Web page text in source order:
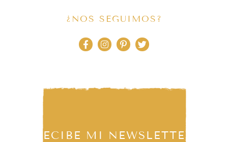
¿NOS SEGUIMOS?
RECIBE MI NEWSLETTER